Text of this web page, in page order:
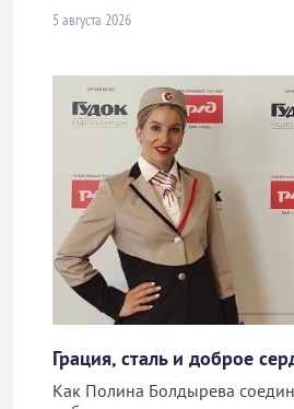
5 августа 2026
Грация, сталь и доброе
Как Полина Болдырева